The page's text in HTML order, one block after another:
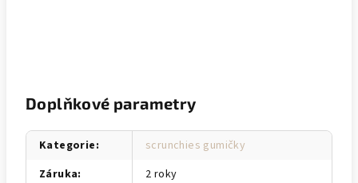
Doplňkové parametry
Kategorie:
scrunchies gumičky
Záruka:
2 roky